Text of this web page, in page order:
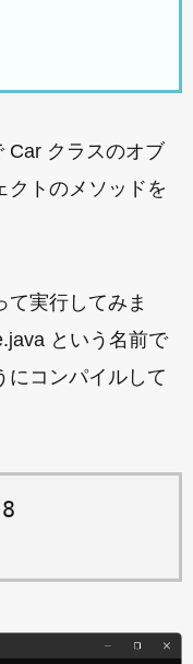
Car クラスのオブ
クトのメソッドを
て実行してみま
という名前で
にコンパイルして